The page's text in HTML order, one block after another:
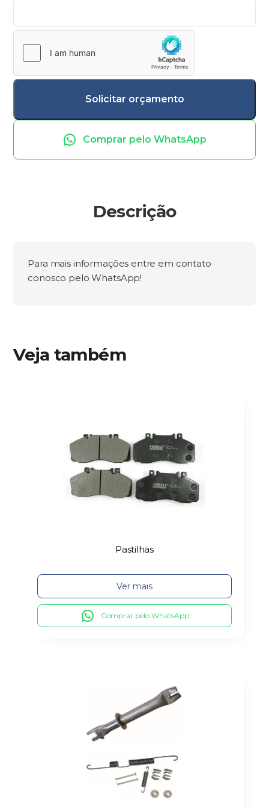
Comprar pelo WhatsApp
Descrição
Para mais informações entre em contato
conosco pelo WhatsApp!
Veja também
Pastilhas
Ver mais
Comprar pelo WhatsApp